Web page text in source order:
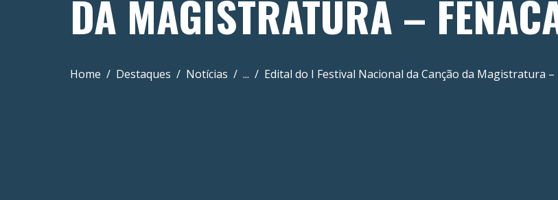
DA MAGISTRATURA –
Home Destaques Notícias ... Edital do I Festival Nacional da Canção da Magistratura –